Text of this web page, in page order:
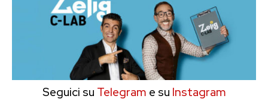
Seguici su Telegram e su Instagram